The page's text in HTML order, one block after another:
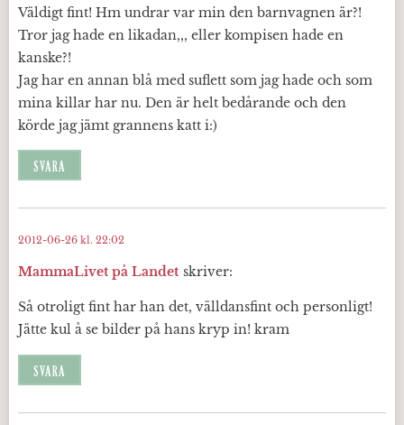
Väldigt fint! Hm undrar var min den barnvagnen är?!
Tror jag hade en likadan,,, eller kompisen hade en
kanske?!
Jag har en annan blå med suflett som jag hade och som
mina killar har nu. Den är helt bedårande och den
körde jag jämt grannens katt i:)
SVARA
MammaLivet på Landet skriver:
2012-06-26 kl. 22:02
Så otroligt fint har han det, välldansfint och personligt!
Jätte kul å se bilder på hans kryp in! kram
SVARA